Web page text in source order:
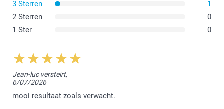
3 Sterren
1
2 Sterren
0
1 Ster
0
Jean-luc versteirt,
6/07/2026
mooi resultaat zoals verwacht.